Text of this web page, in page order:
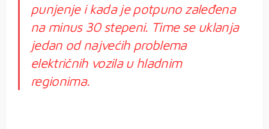
punjenje i kada je potpuno zaleđena
na minus 30 stepeni. Time se uklanja
jedan od najvećih problema
električnih vozila u hladnim
regionima.